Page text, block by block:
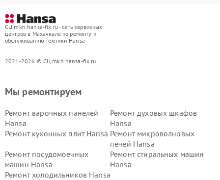
СЦ mkh.hansa-fix.ru - сеть сервисных
центров в Махачкале по ремонту и
обслуживанию техники Hansa
2021-2026 © СЦ mkh.hansa-fix.ru
Мы ремонтируем
Ремонт варочных панелей
Hansa
Ремонт духовых шкафов
Hansa
Ремонт кухонных плит Hansa Ремонт микроволновых
печей Hansa
Ремонт посудомоечных
машин Hansa
Ремонт стиральных машин
Hansa
Ремонт холодильников Hansa